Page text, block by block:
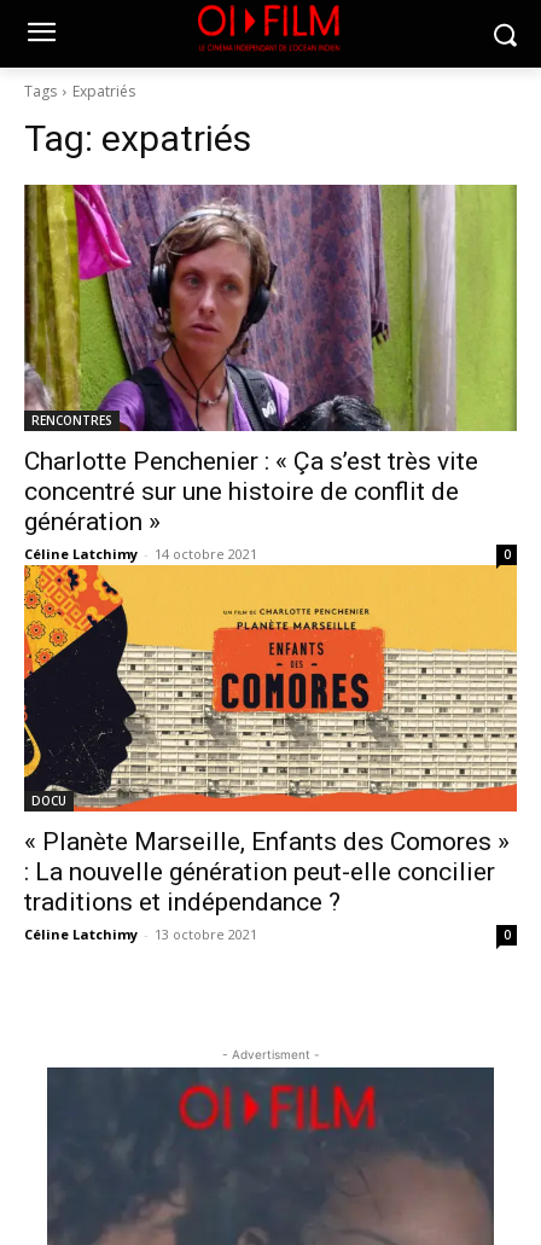
Tags Expatriés
Tag: expatriés
RENCONTRES
Charlotte Penchenier : « Ça s’est très vite
concentré sur une histoire de conflit de
génération »
Céline Latchimy - 14 octobre 2021 0
DOCU
« Planète Marseille, Enfants des Comores »
: La nouvelle génération peut-elle concilier
traditions et indépendance ?
Céline Latchimy - 13 octobre 2021 0
- Advertisment -